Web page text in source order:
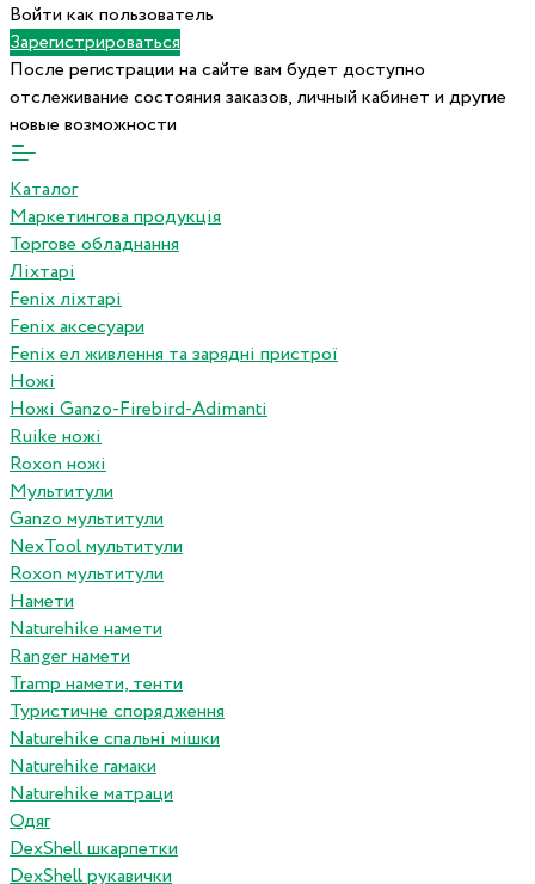
Войти как пользователь
Зарегистрироваться
После регистрации на сайте вам будет доступно
отслеживание состояния заказов, личный кабинет и другие
новые возможности
Каталог
Маркетингова продукція
Торгове обладнання
Ліхтарі
Fenix ліхтарі
Fenix аксесуари
Fenix ел живлення та зарядні пристрої
Ножі
Ножі Ganzo-Firebird-Adimanti
Ruike ножі
Roxon ножi
Мультитули
Ganzo мультитули
NexTool мультитули
Roxon мультитули
Намети
Naturehike намети
Ranger намети
Tramp намети, тенти
Туристичне спорядження
Naturehike спальні мішки
Naturehike гамаки
Naturehike матраци
Одяг
DexShell шкарпетки
DexShell рукавички